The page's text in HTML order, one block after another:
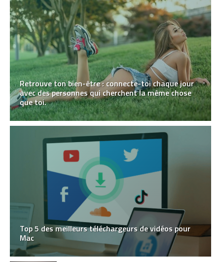
Retrouve ton bien-être : connecte-toi chaque jour
avec des personnes qui cherchent la même chose
que toi.
Top 5 des meilleurs téléchargeurs de vidéos pour
Mac